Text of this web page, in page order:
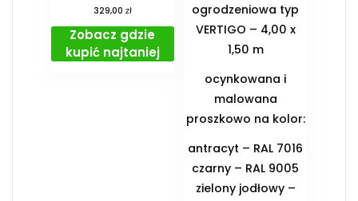
329,00 zł
Zobacz gdzie
kupić najtaniej
ogrodzeniowa typ
VERTIGO – 4,00 x
1,50 m
ocynkowana i
malowana
proszkowo na kolor:
antracyt – RAL 7016
czarny – RAL 9005
zielony jodłowy –